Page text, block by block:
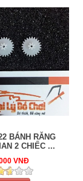
BÁNH RĂNG
2 CHIẾC ...
VNĐ